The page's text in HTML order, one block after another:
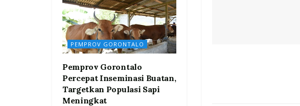
PEMPROV GORONTALO
Pemprov Gorontalo
Percepat Inseminasi Buatan,
Targetkan Populasi Sapi
Meningkat